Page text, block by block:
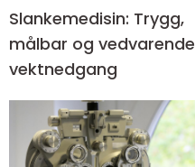
Slankemedisin: Trygg,
målbar og vedvarende
vektnedgang